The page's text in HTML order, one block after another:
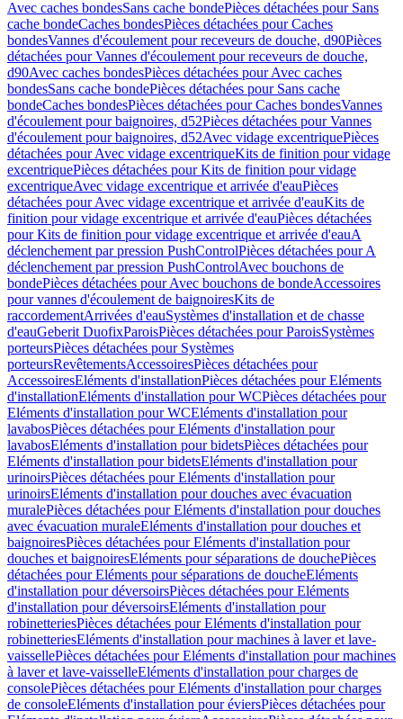
Avec caches bondesSans cache bondePièces détachées pour Sans
cache bondeCaches bondesPièces détachées pour Caches
bondesVannes d'écoulement pour receveurs de douche, d90Pièces
détachées pour Vannes d'écoulement pour receveurs de douche,
d90Avec caches bondesPièces détachées pour Avec caches
bondesSans cache bondePièces détachées pour Sans cache
bondeCaches bondesPièces détachées pour Caches bondesVannes
d'écoulement pour baignoires, d52Pièces détachées pour Vannes
d'écoulement pour baignoires, d52Avec vidage excentriquePièces
détachées pour Avec vidage excentriqueKits de finition pour vidage
excentriquePièces détachées pour Kits de finition pour vidage
excentriqueAvec vidage excentrique et arrivée d'eauPièces
détachées pour Avec vidage excentrique et arrivée d'eauKits de
finition pour vidage excentrique et arrivée d'eauPièces détachées
pour Kits de finition pour vidage excentrique et arrivée d'eauA
déclenchement par pression PushControlPièces détachées pour A
déclenchement par pression PushControlAvec bouchons de
bondePièces détachées pour Avec bouchons de bondeAccessoires
pour vannes d'écoulement de baignoiresKits de
raccordementArrivées d'eauSystèmes d'installation et de chasse
d'eauGeberit DuofixParoisPièces détachées pour ParoisSystèmes
porteursPièces détachées pour Systèmes
porteursRevêtementsAccessoiresPièces détachées pour
AccessoiresEléments d'installationPièces détachées pour Eléments
d'installationEléments d'installation pour WCPièces détachées pour
Eléments d'installation pour WCEléments d'installation pour
lavabosPièces détachées pour Eléments d'installation pour
lavabosEléments d'installation pour bidetsPièces détachées pour
Eléments d'installation pour bidetsEléments d'installation pour
urinoirsPièces détachées pour Eléments d'installation pour
urinoirsEléments d'installation pour douches avec évacuation
muralePièces détachées pour Eléments d'installation pour douches
avec évacuation muraleEléments d'installation pour douches et
baignoiresPièces détachées pour Eléments d'installation pour
douches et baignoiresEléments pour séparations de douchePièces
détachées pour Eléments pour séparations de doucheEléments
d'installation pour déversoirsPièces détachées pour Eléments
d'installation pour déversoirsEléments d'installation pour
robinetteriesPièces détachées pour Eléments d'installation pour
robinetteriesEléments d'installation pour machines à laver et lave-
vaissellePièces détachées pour Eléments d'installation pour machines
à laver et lave-vaisselleEléments d'installation pour charges de
consolePièces détachées pour Eléments d'installation pour charges
de consoleEléments d'installation pour éviersPièces détachées pour